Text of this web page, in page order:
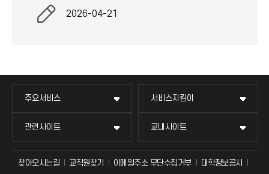
2026-04-21
주요서비스 서비스지킴이
관련사이트 교내사이트
찾아오시는길 교직원찾기 이메일주소 무단수집거부 대학정보공시